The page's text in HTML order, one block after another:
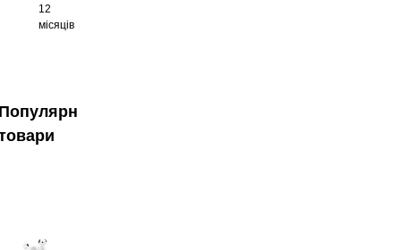
12
місяців